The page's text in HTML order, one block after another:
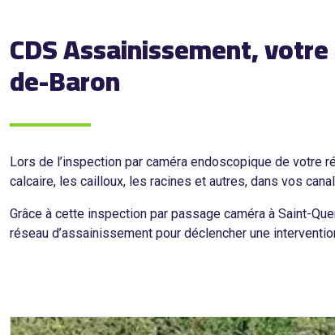
CDS Assainissement,
de-Baron
Lors de l’inspection par caméra endoscopique de votre
calcaire, les cailloux, les racines et autres, dans vos
Grâce à cette inspection par passage caméra à Saint-
réseau d’assainissement pour déclencher une